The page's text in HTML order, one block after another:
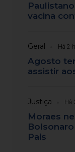
vacina
Geral Há 2
Agosto
assistir
Justiça Há
Moraes
Pais